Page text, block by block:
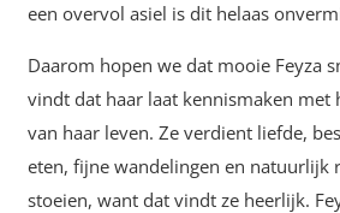
een overvol asiel is dit helaas
Daarom hopen we dat mooie Feyza
vindt dat haar laat kennismaken met
van haar leven. Ze verdient liefde,
eten, fijne wandelingen en natuurlijk
stoeien, want dat vindt ze heerlijk.